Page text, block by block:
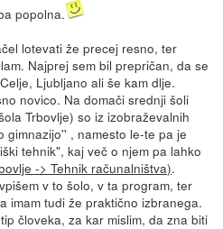
popolna.
lotevati že precej resno, ter
Najprej sem bil prepričan, da se
Ljubljano ali še kam dlje.
novico. Na domači srednji šoli
Trbovlje) so iz izobraževalnih
gimnazijo'' , namesto le-te pa je
tehnik", kaj več o njem pa lahko
-> Tehnik računalništva).
v to šolo, v ta program, ter
imam tudi že praktično izbranega.
človeka, za kar mislim, da zna biti